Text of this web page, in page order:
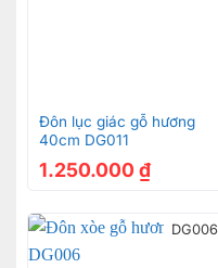
Đôn lục giác gỗ hương
40cm DG011
1.250.000 ₫
DG006